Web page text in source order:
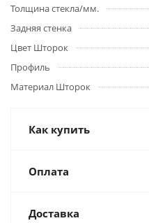
Толщина стекла/мм.
Задняя стенка
Цвет Шторок
Профиль
Материал Шторок
Как купить
Оплата
Доставка